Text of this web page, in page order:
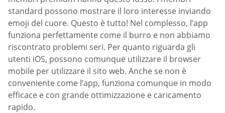
standard possono mostrare il loro interesse inviando
emoji del cuore. Questo è tutto! Nel complesso, l’app
funziona perfettamente come il burro e non abbiamo
riscontrato problemi seri. Per quanto riguarda gli
utenti iOS, possono comunque utilizzare il browser
mobile per utilizzare il sito web. Anche se non è
conveniente come l’app, funziona comunque in modo
efficace e con grande ottimizzazione e caricamento
rapido.